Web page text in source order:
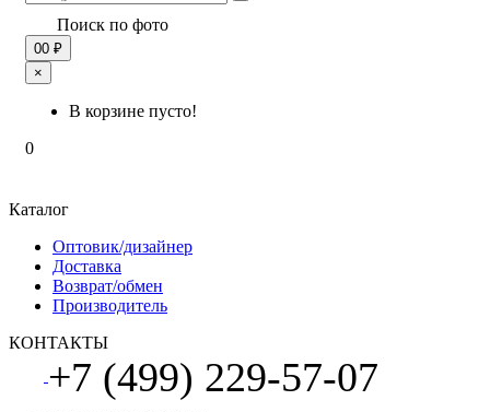
Поиск по фото
00 ₽
×
В корзине пусто!
0
Каталог
Оптовик/дизайнер
Доставка
Возврат/обмен
Производитель
КОНТАКТЫ
+7 (499) 229-57-07